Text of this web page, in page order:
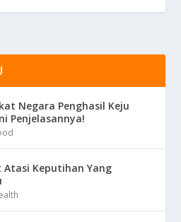
Negara Penghasil Keju
Penjelasannya!
Atasi Keputihan Yang